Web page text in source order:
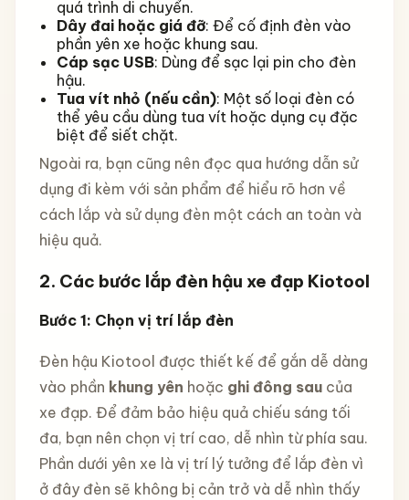
quá trình di chuyển.
Dây đai hoặc giá đỡ: Để cố định đèn vào
phần yên xe hoặc khung sau.
Cáp sạc USB: Dùng để sạc lại pin cho đèn
hậu.
Tua vít nhỏ (nếu cần): Một số loại đèn có
thể yêu cầu dùng tua vít hoặc dụng cụ đặc
biệt để siết chặt.
Ngoài ra, bạn cũng nên đọc qua hướng dẫn sử
dụng đi kèm với sản phẩm để hiểu rõ hơn về
cách lắp và sử dụng đèn một cách an toàn và
hiệu quả.
2. Các bước lắp đèn hậu xe đạp Kiotool
Bước 1: Chọn vị trí lắp đèn
Đèn hậu Kiotool được thiết kế để gắn dễ dàng
vào phần khung yên hoặc ghi đông saucủa
xe đạp. Để đảm bảo hiệu quả chiếu sáng tối
đa, bạn nên chọn vị trí cao, dễ nhìn từ phía sau.
Phần dưới yên xe là vị trí lý tưởng để lắp đèn vì
ở đây đèn sẽ không bị cản trở và dễ nhìn thấy